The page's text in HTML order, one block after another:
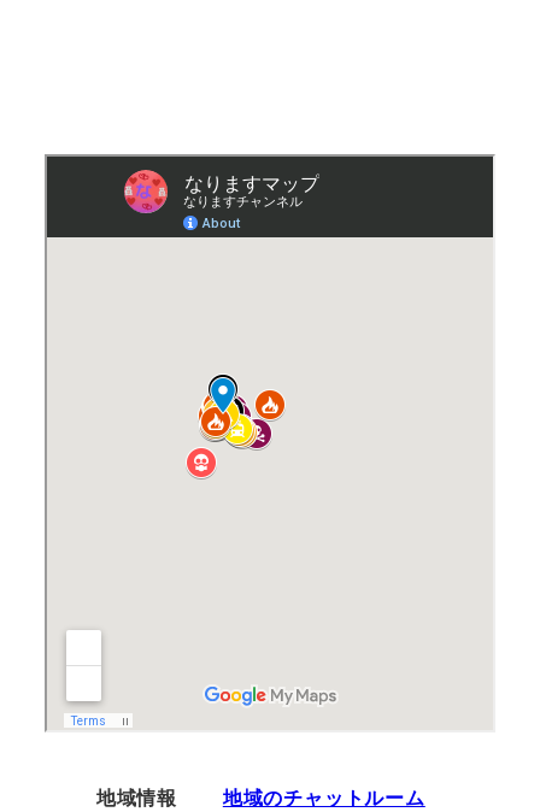
地域情報
地域のチャットルーム